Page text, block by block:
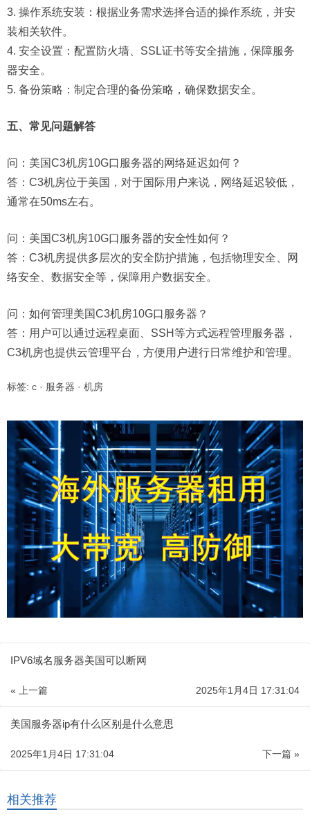
3. 操作系统安装：根据业务需求选择合适的操作系统，并安
装相关软件。
4. 安全设置：配置防火墙、SSL证书等安全措施，保障服务
器安全。
5. 备份策略：制定合理的备份策略，确保数据安全。
五、常见问题解答
问： 美国C3机房10G口服务器的网络延迟如何？
答：C3机房位于美国，对于国际用户来说，网络延迟较低，
通常在50ms左右。
问： 美国C3机房10G口服务器的安全性如何？
答：C3机房提供多层次的安全防护措施，包括物理安全、网
络安全、数据安全等，保障用户数据安全。
问： 如何管理美国C3机房10G口服务器？
答：用户可以通过远程桌面、SSH等方式远程管理服务器，
C3机房也提供云管理平台，方便用户进行日常维护和管理。
标签: c · 服务器 · 机房
IPV6域名服务器美国可以断网
« 上一篇 2025年1月4日 17:31:04
美国服务器ip有什么区别是什么意思
下一篇 »
2025年1月4日 17:31:04
相关推荐